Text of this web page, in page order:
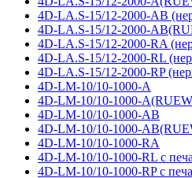
4D-LA.S-15/12-2000-AB
4D-LA.S-15/12-2000-
4D-LA.S-15/12-2000-RA
4D-LA.S-15/12-2000-RL
4D-LA.S-15/12-2000-RP
4D-LM-10/10-1000-A
4D-LM-10/10-1000-
4D-LM-10/10-1000-AB
4D-LM-10/10-1000-
4D-LM-10/10-1000-RA
4D-LM-10/10-1000-RL с
4D-LM-10/10-1000-RP с